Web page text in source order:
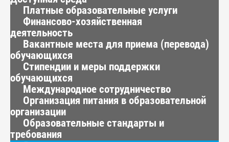
Платные образовательные услуги
Финансово-хозяйственная
деятельность
Вакантные места для приема (перевода)
обучающихся
Стипендии и меры поддержки
обучающихся
Международное сотрудничество
Организация питания в образовательной
организации
Образовательные стандарты и
требования